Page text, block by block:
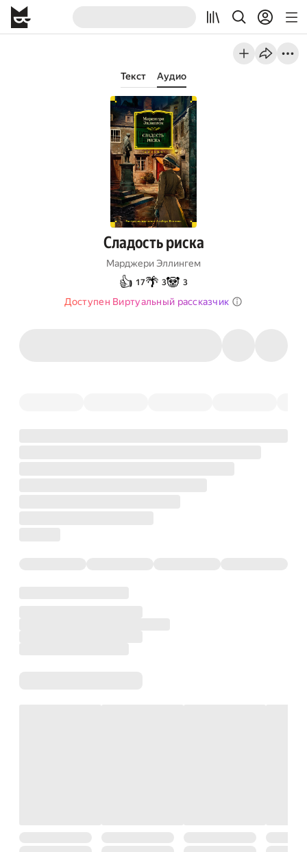
Текст Аудио
Сладость риска
Марджери Эллингем
👍 17🌴 3🐼 3
Доступен Виртуальный рассказчик